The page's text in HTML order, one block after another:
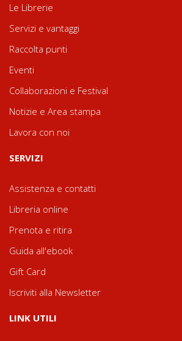
Le Librerie
Servizi e vantaggi
Raccolta punti
Eventi
Collaborazioni e Festival
Notizie e Area stampa
Lavora con noi
SERVIZI
Assistenza e contatti
Libreria online
Prenota e ritira
Guida all'ebook
Gift Card
Iscriviti alla Newsletter
LINK UTILI